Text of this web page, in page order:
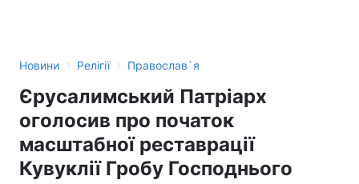
Новини › Релігії › Православ`я
Єрусалимський Патріарх
оголосив про початок
масштабної реставрації
Кувуклії Гробу Господнього